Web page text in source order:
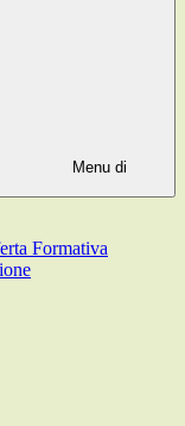
Menu di
Formativa